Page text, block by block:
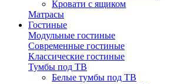
Кровати с ящиком
Матрасы
Гостиные
Модульные гостиные
Современные гостиные
Классические гостиные
Тумбы под ТВ
Белые тумбы под ТВ